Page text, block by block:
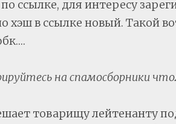
ссылке, для интересу
хэш в ссылке новый. Такой
на спамосборники
товарищу лейтенанту